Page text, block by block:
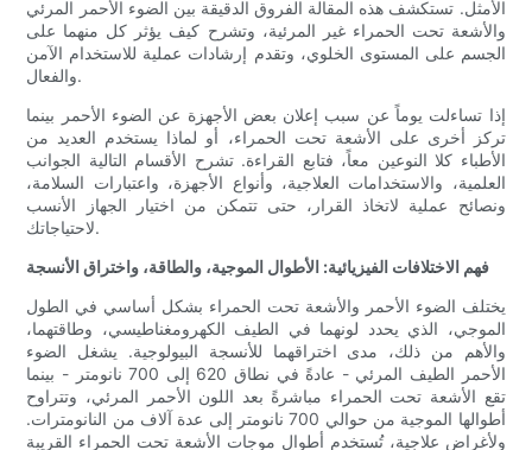
الأمثل. تستكشف هذه المقالة الفروق الدقيقة بين الضوء الأحمر المرئي
والأشعة تحت الحمراء غير المرئية، وتشرح كيف يؤثر كل منهما على
الجسم على المستوى الخلوي، وتقدم إرشادات عملية للاستخدام الآمن
والفعال.
إذا تساءلت يوماً عن سبب إعلان بعض الأجهزة عن الضوء الأحمر بينما
تركز أخرى على الأشعة تحت الحمراء، أو لماذا يستخدم العديد من
الأطباء كلا النوعين معاً، فتابع القراءة. تشرح الأقسام التالية الجوانب
العلمية، والاستخدامات العلاجية، وأنواع الأجهزة، واعتبارات السلامة،
ونصائح عملية لاتخاذ القرار، حتى تتمكن من اختيار الجهاز الأنسب
لاحتياجاتك.
فهم الاختلافات الفيزيائية: الأطوال الموجية، والطاقة، واختراق الأنسجة
يختلف الضوء الأحمر والأشعة تحت الحمراء بشكل أساسي في الطول
الموجي، الذي يحدد لونهما في الطيف الكهرومغناطيسي، وطاقتهما،
والأهم من ذلك، مدى اختراقهما للأنسجة البيولوجية. يشغل الضوء
الأحمر الطيف المرئي - عادةً في نطاق 620 إلى 700 نانومتر - بينما
تقع الأشعة تحت الحمراء مباشرةً بعد اللون الأحمر المرئي، وتتراوح
أطوالها الموجية من حوالي 700 نانومتر إلى عدة آلاف من النانومترات.
ولأغراض علاجية، تُستخدم أطوال موجات الأشعة تحت الحمراء القريبة